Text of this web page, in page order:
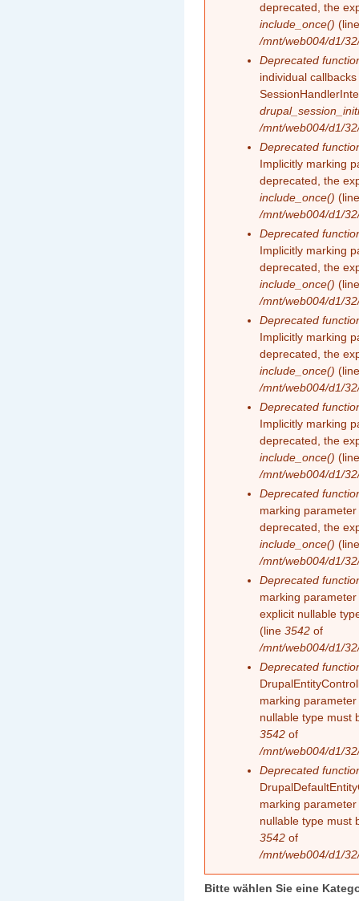
deprecated, the
include_once()
/mnt/web004/d1/
Deprecated
individual
/mnt/web004/d1/
Deprecated
Implicitly marking
deprecated, the
include_once()
/mnt/web004/d1/
Deprecated
Implicitly marking
deprecated, the
include_once()
/mnt/web004/d1/
Deprecated
Implicitly marking
deprecated, the
include_once()
/mnt/web004/d1/
Deprecated
Implicitly marking
deprecated, the
include_once()
/mnt/web004/d1/
Deprecated
marking
deprecated, the
include_once()
/mnt/web004/d1/
Deprecated
marking
explicit nullable
(line3542 of
/mnt/web004/d1/
Deprecated
marking
nullable type must
3542 of
/mnt/web004/d1/
Deprecated
marking
nullable type must
3542 of
/mnt/web004/d1/
Bitte wählen Sie eine